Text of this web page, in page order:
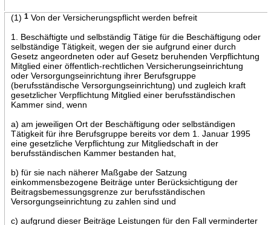
(1) 1Von der Versicherungspflicht werden befreit
1. Beschäftigte und selbständig Tätige für die Beschäftigung oder
selbständige Tätigkeit, wegen der sie aufgrund einer durch
Gesetz angeordneten oder auf Gesetz beruhenden Verpflichtung
Mitglied einer öffentlich-rechtlichen Versicherungseinrichtung
oder Versorgungseinrichtung ihrer Berufsgruppe
(berufsständische Versorgungseinrichtung) und zugleich kraft
gesetzlicher Verpflichtung Mitglied einer berufsständischen
Kammer sind, wenn
a) am jeweiligen Ort der Beschäftigung oder selbständigen
Tätigkeit für ihre Berufsgruppe bereits vor dem 1. Januar 1995
eine gesetzliche Verpflichtung zur Mitgliedschaft in der
berufsständischen Kammer bestanden hat,
b) für sie nach näherer Maßgabe der Satzung
einkommensbezogene Beiträge unter Berücksichtigung der
Beitragsbemessungsgrenze zur berufsständischen
Versorgungseinrichtung zu zahlen sind und
c) aufgrund dieser Beiträge Leistungen für den Fall verminderter